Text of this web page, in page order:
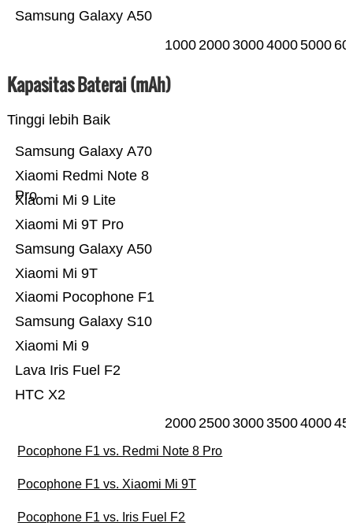
Samsung Galaxy A50
10002000300040005000
Kapasitas Baterai (mAh)
Tinggi lebih Baik
HTC X2
Lava Iris Fuel F2
Xiaomi Mi 9
Samsung Galaxy S10
Xiaomi Pocophone F1
Xiaomi Mi 9T
Samsung Galaxy A50
Xiaomi Mi 9T Pro
Xiaomi Mi 9 Lite
Xiaomi Redmi Note 8
Pro
Samsung Galaxy A70
20002500300035004000
Pocophone F1 vs. Redmi Note 8 Pro
Pocophone F1 vs. Xiaomi Mi 9T
Pocophone F1 vs. Iris Fuel F2